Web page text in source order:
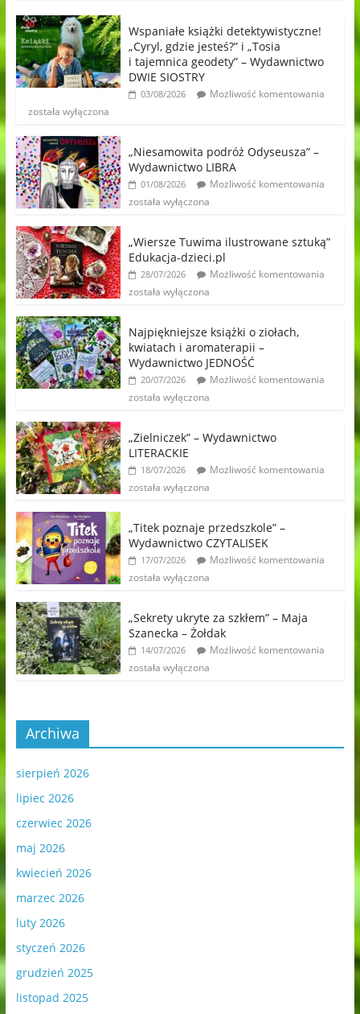
Wspaniałe książki detektywistyczne!
„Cyryl, gdzie jesteś?” i „Tosia
i tajemnica geodety” – Wydawnictwo
DWIE SIOSTRY
03/08/2026
Możliwość komentowania
została wyłączona
„Niesamowita podróż Odyseusza” –
Wydawnictwo LIBRA
01/08/2026
Możliwość komentowania
została wyłączona
„Wiersze Tuwima ilustrowane sztuką”
Edukacja-dzieci.pl
28/07/2026
Możliwość komentowania
została wyłączona
Najpiękniejsze książki o ziołach,
kwiatach i aromaterapii –
Wydawnictwo JEDNOŚĆ
20/07/2026
Możliwość komentowania
została wyłączona
„Zielniczek” – Wydawnictwo
LITERACKIE
18/07/2026
Możliwość komentowania
została wyłączona
„Titek poznaje przedszkole” –
Wydawnictwo CZYTALISEK
17/07/2026
Możliwość komentowania
została wyłączona
„Sekrety ukryte za szkłem” – Maja
Szanecka – Żołdak
14/07/2026
Możliwość komentowania
została wyłączona
Archiwa
sierpień 2026
lipiec 2026
czerwiec 2026
maj 2026
kwiecień 2026
marzec 2026
luty 2026
styczeń 2026
grudzień 2025
listopad 2025